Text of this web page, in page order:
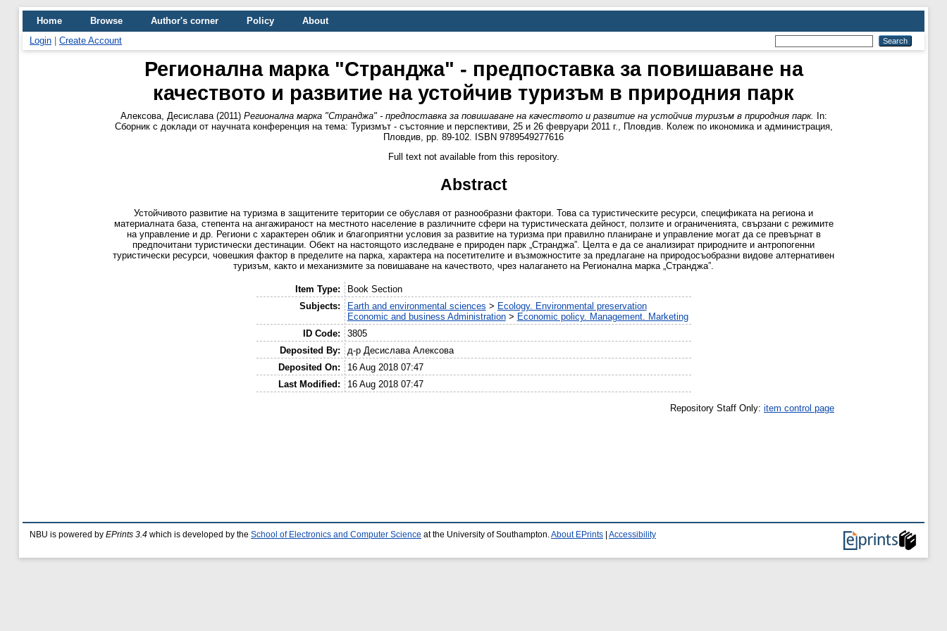
Home Browse Author's corner Policy
About
Login
Create Account
Регионална марка "Странджа" - предпоставка за повишаване на
качеството и развитие на устойчив туризъм в природния парк
Алексова, Десислава(2011) Регионална марка "Странджа" - предпоставка за повишаване на качеството и развитие на устойчив туризъм в природния парк. In:
Сборник с доклади от научната конференция на тема: Туризмът - състояние и перспективи, 25 и 26 февруари 2011 г., Пловдив. Колеж по икономика и администрация,
Пловдив, pp. 89-102. ISBN 9789549277616
Full text not available from this repository.
Abstract
Устойчивото развитие на туризма в защитените територии се обуславя от разнообразни фактори. Това са туристическите ресурси, спецификата на региона и
материалната база, степента на ангажираност на местното население в различните сфери на туристическата дейност, ползите и ограниченията, свързани с режимите
на управление и др. Региони с характерен облик и благоприятни условия за развитие на туризма при правилно планиране и управление могат да се превърнат в
предпочитани туристически дестинации. Обект на настоящото изследване е природен парк „Странджа”. Целта е да се анализират природните и антропогенни
туристически ресурси, човешкия фактор в пределите на парка, характера на посетителите и възможностите за предлагане на природосъобразни видове алтернативен
туризъм, както и механизмите за повишаване на качеството, чрез налагането на Регионална марка „Странджа”.
Item Type:
Book Section
Subjects:
Earth and environmental sciences > Ecology. Environmental preservation
Economic and business Administration> Economic policy. Management. Marketing
ID Code:
3805
Deposited By:
д-р Десислава Алексова
Deposited On:
16 Aug 2018 07:47
Last Modified:
16 Aug 2018 07:47
Repository Staff Only: item control page
NBU is powered by EPrints 3.4 which is developed by the School of Electronics and Computer Science at the University of Southampton. About EPrints Accessibility